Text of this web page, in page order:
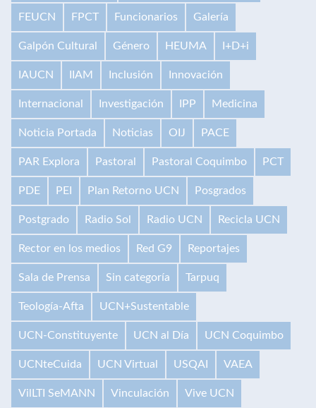
FEUCN FPCT Funcionarios Galería
Galpón Cultural Género HEUMA I+D+i
IAUCN IIAM Inclusión Innovación
Internacional Investigación IPP Medicina
Noticia Portada Noticias OIJ PACE
PAR Explora Pastoral Pastoral Coquimbo PCT
PDE PEI Plan Retorno UCN Posgrados
Postgrado Radio Sol Radio UCN Recicla UCN
Rector en los medios Red G9 Reportajes
Sala de Prensa Sin categoría Tarpuq
Teología-Afta UCN+Sustentable
UCN-Constituyente UCN al Día UCN Coquimbo
UCNteCuida UCN Virtual USQAI VAEA
VilLTI SeMANN Vinculación Vive UCN